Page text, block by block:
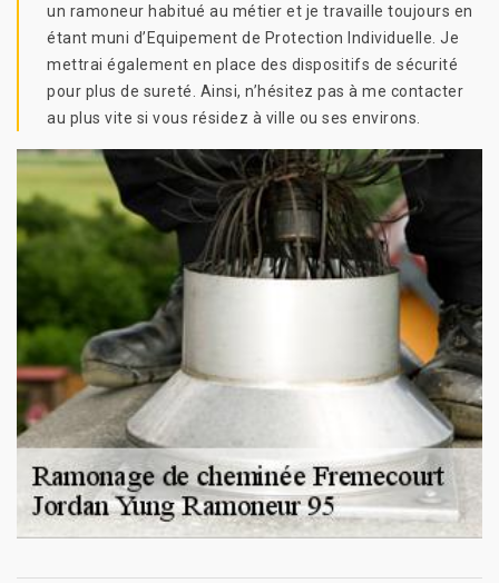
un ramoneur habitué au métier et je travaille toujours en
étant muni d’Equipement de Protection Individuelle. Je
mettrai également en place des dispositifs de sécurité
pour plus de sureté. Ainsi, n’hésitez pas à me contacter
au plus vite si vous résidez à ville ou ses environs.